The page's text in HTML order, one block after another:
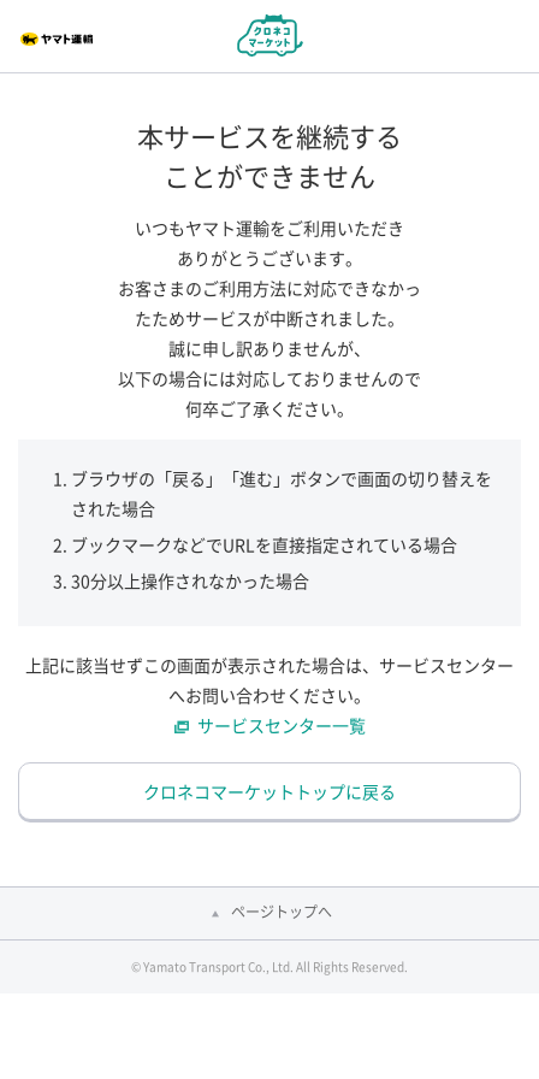
本サービスを継続する
ことができません
いつもヤマト運輸をご利用いただき
ありがとうございます。
お客さまのご利用方法に対応できなかっ
たためサービスが中断されました。
誠に申し訳ありませんが、
以下の場合には対応しておりませんので
何卒ご了承ください。
ブラウザの「戻る」「進む」ボタンで画面の切り替えを
された場合
ブックマークなどでURLを直接指定されている場合
30分以上操作されなかった場合
上記に該当せずこの画面が表示された場合は、サービスセンター
へお問い合わせください。
サービスセンター一覧
クロネコマーケットトップに戻る
ページトップへ
© Yamato Transport Co., Ltd. All Rights Reserved.